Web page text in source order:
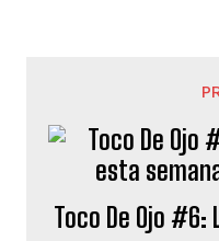
Toco De Ojo